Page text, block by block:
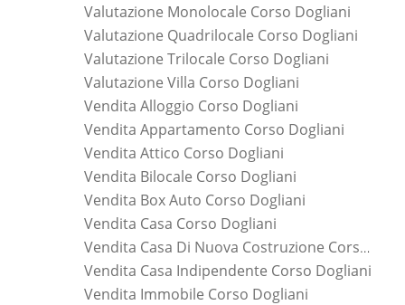
Valutazione Monolocale Corso Dogliani
Valutazione Quadrilocale Corso Dogliani
Valutazione Trilocale Corso Dogliani
Valutazione Villa Corso Dogliani
Vendita Alloggio Corso Dogliani
Vendita Appartamento Corso Dogliani
Vendita Attico Corso Dogliani
Vendita Bilocale Corso Dogliani
Vendita Box Auto Corso Dogliani
Vendita Casa Corso Dogliani
Vendita Casa Di Nuova Costruzione Corso Dogliani
Vendita Casa Indipendente Corso Dogliani
Vendita Immobile Corso Dogliani